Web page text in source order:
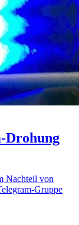
Drohung
Nachteil von
Gruppe